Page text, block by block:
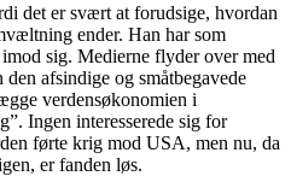
det er svært at forudsige, hvordan
ender. Han har som
sig. Medierne flyder over med
afsindige og småtbegavede
verdensøkonomien i
Ingen interesserede sig for
førte krig mod USA, men nu, da
er fanden løs.